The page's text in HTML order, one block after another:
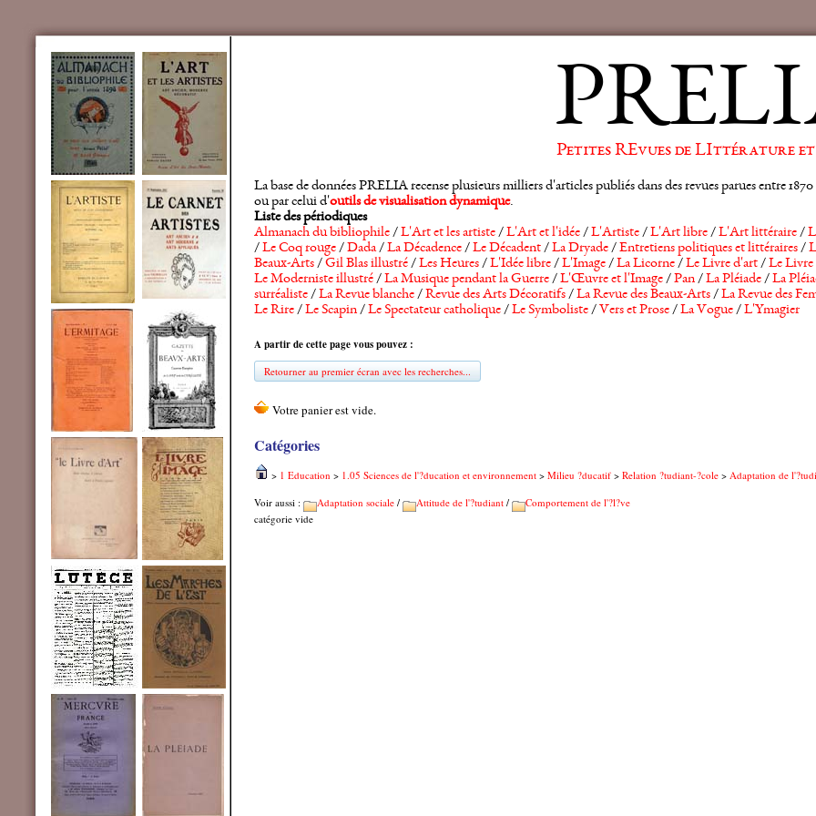
Petites REvues de LIttérature
La base de données PRELIA recense plusieurs milliers d'articles publiés dans des revues parues entre
ou par celui d'outils de visualisation dynamique.
Liste des périodiques
Almanach du bibliophile/L'Art et les artiste/L'Art et l'idée/L'Artiste/L'Art libre/L'Art littéraire/
/Le Coq rouge/Dada/La Décadence/Le Décadent/La Dryade/Entretiens politiques et littéraires/
Beaux-Arts/Gil Blas illustré/Les Heures/L'Idée libre/L'Image/La Licorne/Le Livre d'art/Le Livre
Le Moderniste illustré/La Musique pendant la Guerre/L'Œuvre et l'Image/Pan/La Pléiade/La
surréaliste/La Revue blanche/Revue des Arts Décoratifs/La Revue des Beaux-Arts/La Revue des
Le Rire/Le Scapin/Le Spectateur catholique/Le Symboliste/ Vers et Prose/La Vogue/L'Ymagier
A partir de cette page vous pouvez :
Retourner au premier écran avec les recherches...
Catégories
> 1 Education > 1.05 Sciences de l'?ducation et environnement > Milieu ?ducatif > Relation ?tudiant-?cole > Adaptation de
Voir aussi :
Adaptation sociale / Attitude de l'?tudiant /
Comportement de l'?l?ve
catégorie vide